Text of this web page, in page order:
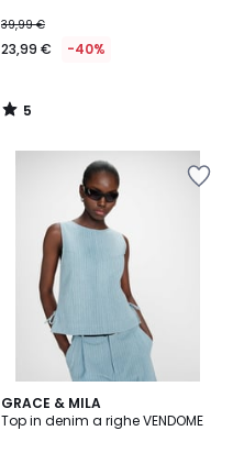
39,99 €
23,99 € -40%
5
/
GRACE & MILA
Top in denim a righe VENDOME